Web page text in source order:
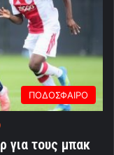
ΠΟΔΟΣΦΑΙΡΟ
για τους μπακ